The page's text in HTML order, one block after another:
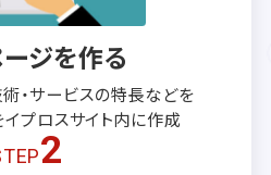
ジを作る
・サービスの特長などを
イプロスサイト内に作成
2